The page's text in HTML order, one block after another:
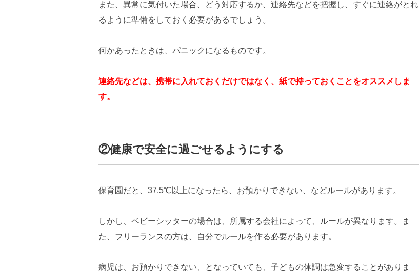
また、異常に気付いた場合、どう対応するか、連絡先などを把握し、すぐに連絡がとれ
るように準備をしておく必要があるでしょう。
何かあったときは、パニックになるものです。
連絡先などは、携帯に入れておくだけではなく、紙で持っておくことをオススメしま
す。
②健康で安全に過ごせるようにする
保育園だと、37.5℃以上になったら、お預かりできない、などルールがあります。
しかし、ベビーシッターの場合は、所属する会社によって、ルールが異なります。ま
た、フリーランスの方は、自分でルールを作る必要があります。
病児は、お預かりできない、となっていても、子どもの体調は急変することがありま